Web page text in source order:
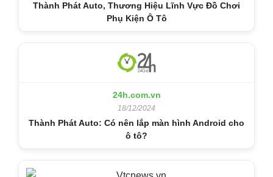
Thành Phát Auto, Thương Hiệu Lĩnh Vực Đồ Chơi
Phụ Kiện Ô Tô
24h.com.vn
18/12/2024
Thành Phát Auto: Có nên lắp màn hình Android cho
ô tô?